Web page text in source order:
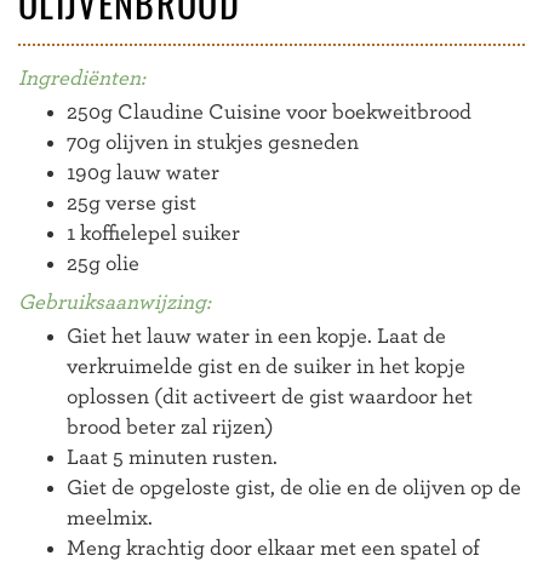
Ingrediënten:
250g Claudine Cuisine voor boekweitbrood
70g olijven in stukjes gesneden
190g lauw water
25g verse gist
1 koffielepel suiker
25g olie
Gebruiksaanwijzing:
Giet het lauw water in een kopje. Laat de
verkruimelde gist en de suiker in het kopje
oplossen (dit activeert de gist waardoor het
brood beter zal rijzen)
Laat 5 minuten rusten.
Giet de opgeloste gist, de olie en de olijven op de
meelmix.
Meng krachtig door elkaar met een spatel of